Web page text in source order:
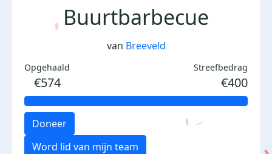
Buurtbarbecue
van Breeveld
Opgehaald
€574
Streefbedrag
€400
Doneer
Word lid van mijn team